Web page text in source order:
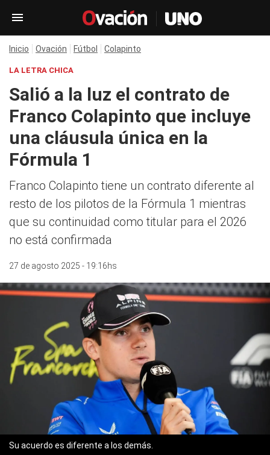
Inicio Ovación Fútbol Colapinto
LA LETRA CHICA
Salió a la luz el contrato de
Franco Colapinto que incluye
una cláusula única en la
Fórmula 1
Franco Colapinto tiene un contrato diferente al
resto de los pilotos de la Fórmula 1 mientras
que su continuidad como titular para el 2026
no está confirmada
27 de agosto 2025 - 19:16hs
Su acuerdo es diferente a los demás.